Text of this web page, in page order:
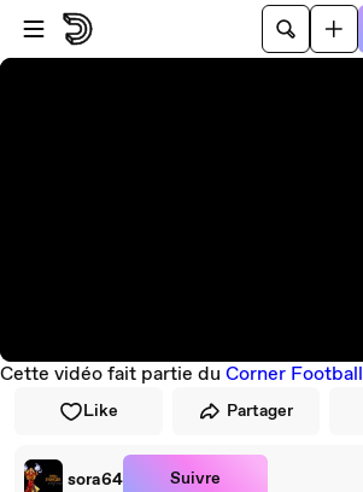
Passer au player
Passer au contenu principal
Cette vidéo fait partie du Corner Football
Like Partager
sora64 Suivre